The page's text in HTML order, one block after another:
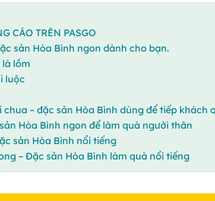
CÁO TRÊN PASGO
sản Hòa Bình ngon dành cho bạn.
lá lồm
luộc
chua – đặc sản Hòa Bình dùng để tiếp khách
Hòa Bình ngon để làm quà người thân
sản Hòa Bình nổi tiếng
– Đặc sản Hòa Bình làm quà nổi tiếng